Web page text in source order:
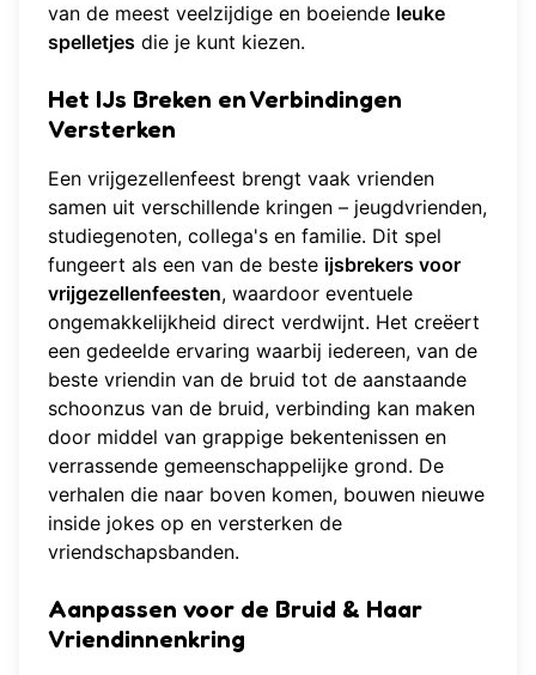
van de meest veelzijdige en boeiende leuke
spelletjes die je kunt kiezen.
Het IJs Breken en Verbindingen
Versterken
Een vrijgezellenfeest brengt vaak vrienden
samen uit verschillende kringen – jeugdvrienden,
studiegenoten, collega's en familie. Dit spel
fungeert als een van de beste ijsbrekers voor
vrijgezellenfeesten, waardoor eventuele
ongemakkelijkheid direct verdwijnt. Het creëert
een gedeelde ervaring waarbij iedereen, van de
beste vriendin van de bruid tot de aanstaande
schoonzus van de bruid, verbinding kan maken
door middel van grappige bekentenissen en
verrassende gemeenschappelijke grond. De
verhalen die naar boven komen, bouwen nieuwe
inside jokes op en versterken de
vriendschapsbanden.
Aanpassen voor de Bruid & Haar
Vriendinnenkring